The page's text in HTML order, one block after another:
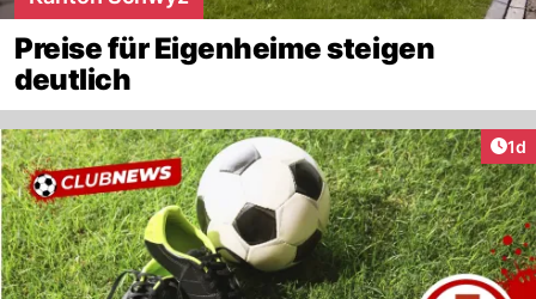
Preise für Eigenheime steigen
deutlich
1d